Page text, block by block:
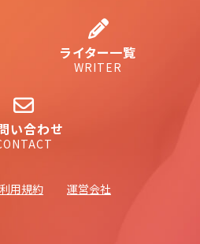
ライター一覧
WRITER
い合わせ
利用規約
運営会社